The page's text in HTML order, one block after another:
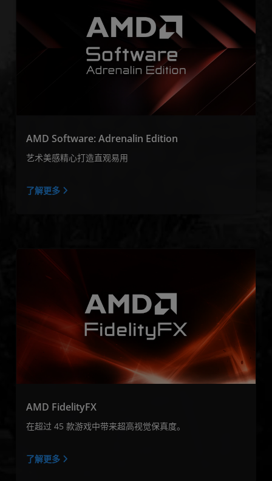
AMD Software: Adrenalin Edition
艺术美感精心打造直观易用
了解更多
AMD FidelityFX
在超过 45 款游戏中带来超高视觉保真度。
了解更多